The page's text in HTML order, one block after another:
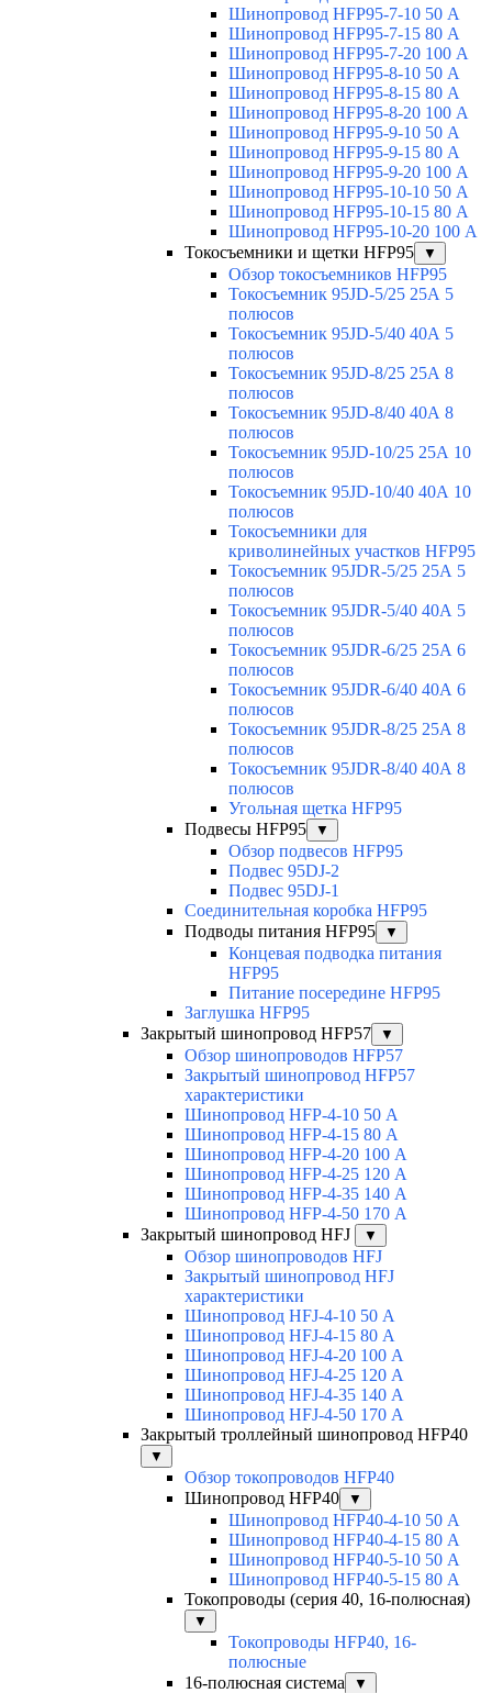
Шинопровод HFP95-7-10 50 А
Шинопровод HFP95-7-15 80 А
Шинопровод HFP95-7-20 100 А
Шинопровод HFP95-8-10 50 А
Шинопровод HFP95-8-15 80 А
Шинопровод HFP95-8-20 100 А
Шинопровод HFP95-9-10 50 А
Шинопровод HFP95-9-15 80 А
Шинопровод HFP95-9-20 100 А
Шинопровод HFP95-10-10 50 А
Шинопровод HFP95-10-15 80 А
Шинопровод HFP95-10-20 100 А
Токосъемники и щетки HFP95
▼
Обзор токосъемников HFP95
Токосъемник 95JD-5/25 25А 5
полюсов
Токосъемник 95JD-5/40 40А 5
полюсов
Токосъемник 95JD-8/25 25А 8
полюсов
Токосъемник 95JD-8/40 40А 8
полюсов
Токосъемник 95JD-10/25 25А 10
полюсов
Токосъемник 95JD-10/40 40А 10
полюсов
Токосъемники для
криволинейных участков HFP95
Токосъемник 95JDR-5/25 25А 5
полюсов
Токосъемник 95JDR-5/40 40А 5
полюсов
Токосъемник 95JDR-6/25 25А 6
полюсов
Токосъемник 95JDR-6/40 40А 6
полюсов
Токосъемник 95JDR-8/25 25А 8
полюсов
Токосъемник 95JDR-8/40 40А 8
полюсов
Угольная щетка HFP95
Подвесы HFP95
▼
Обзор подвесов HFP95
Подвес 95DJ-2
Подвес 95DJ-1
Соединительная коробка HFP95
Подводы питания HFP95
▼
Концевая подводка питания
HFP95
Питание посередине HFP95
Заглушка HFP95
Закрытый шинопровод HFP57
▼
Обзор шинопроводов HFP57
Закрытый шинопровод HFP57
характеристики
Шинопровод HFP-4-10 50 А
Шинопровод HFP-4-15 80 А
Шинопровод HFP-4-20 100 А
Шинопровод HFP-4-25 120 А
Шинопровод HFP-4-35 140 А
Шинопровод HFP-4-50 170 А
Закрытый шинопровод HFJ
▼
Обзор шинопроводов HFJ
Закрытый шинопровод HFJ
характеристики
Шинопровод HFJ-4-10 50 А
Шинопровод HFJ-4-15 80 А
Шинопровод HFJ-4-20 100 А
Шинопровод HFJ-4-25 120 А
Шинопровод HFJ-4-35 140 А
Шинопровод HFJ-4-50 170 А
Закрытый троллейный шинопровод HFP40
▼
Обзор токопроводов HFP40
Шинопровод HFP40
▼
Шинопровод HFP40-4-10 50 А
Шинопровод HFP40-4-15 80 А
Шинопровод HFP40-5-10 50 А
Шинопровод HFP40-5-15 80 А
Токопроводы (серия 40, 16-полюсная)
▼
Токопроводы HFP40, 16-
полюсные
16-полюсная система
▼